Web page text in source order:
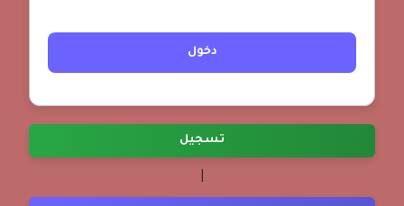
تسجيل